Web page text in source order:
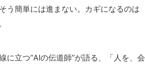
う簡単には進まない。カギになるのは
に立つ“AIの伝道師”が語る、「人を、会